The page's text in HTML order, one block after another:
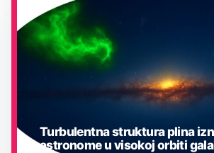
ASTRONOMIJA
Turbulentna struktura plina
astronome u visokoj orbiti